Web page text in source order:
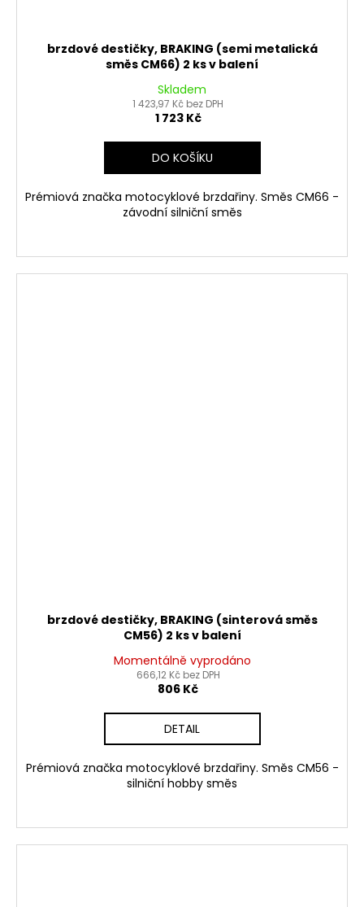
brzdové destičky, BRAKING (semi metalická
směs CM66) 2 ks v balení
Skladem
1 423,97 Kč bez DPH
1 723 Kč
DO KOŠÍKU
Prémiová značka motocyklové brzdařiny. Směs CM66 -
závodní silniční směs
brzdové destičky, BRAKING (sinterová směs
CM56) 2 ks v balení
Momentálně vyprodáno
666,12 Kč bez DPH
806 Kč
DETAIL
Prémiová značka motocyklové brzdařiny. Směs CM56 -
silniční hobby směs